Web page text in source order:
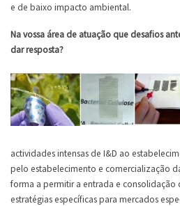
e de baixo impacto ambiental.
Na vossa área de atuação que desafios
dar resposta?
actividades intensas de I&D ao
pelo estabelecimento e comercialização
forma a permitir a entrada e consolidação
estratégias específicas para mercados